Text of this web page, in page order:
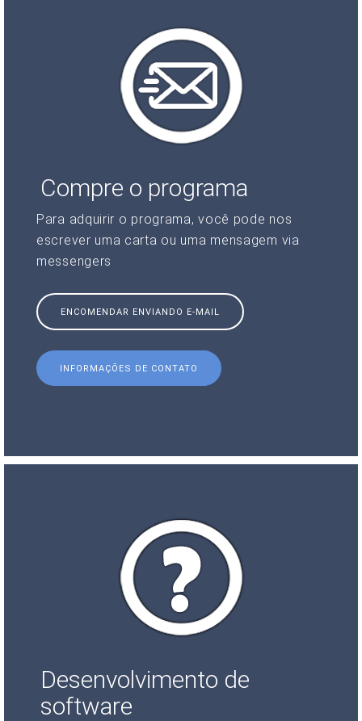
Compre o programa
Para adquirir o programa, você pode nos
escrever uma carta ou uma mensagem via
messengers
ENCOMENDAR ENVIANDO E-MAIL
INFORMAÇÕES DE CONTATO
Desenvolvimento de
software